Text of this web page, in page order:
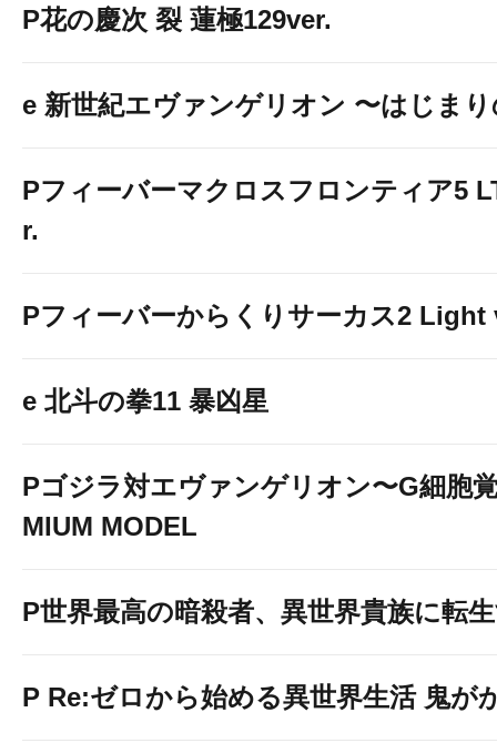
P花の慶次 裂 蓮極129ver.
e 新世紀エヴァンゲリオン 〜はじま
Pフィーバーマクロスフロンティア5
r.
Pフィーバーからくりサーカス2 Light
e 北斗の拳11 暴凶星
Pゴジラ対エヴァンゲリオン〜G細胞
MIUM MODEL
P世界最高の暗殺者、異世界貴族に転
P Re:ゼロから始める異世界生活 鬼が